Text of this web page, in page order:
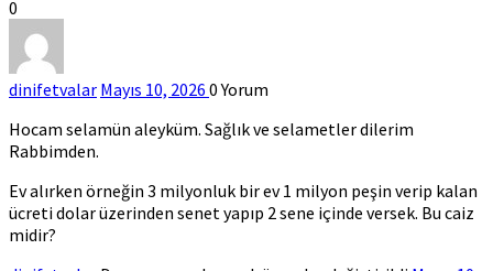
mi?
0
dinifetvalar Mayıs 10, 2026 0Yorum
Hocam selamün aleyküm. Sağlık ve selametler dilerim
Rabbimden.
Ev alırken örneğin 3 milyonluk bir ev 1 milyon peşin verip kalan
ücreti dolar üzerinden senet yapıp 2 sene içinde versek. Bu caiz
midir?